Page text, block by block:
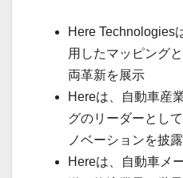
Here Technologies
用したマッピング
両革新を展示
Hereは、自動車産
グのリーダーとし
ノベーションを披露
Hereは、自動車メ